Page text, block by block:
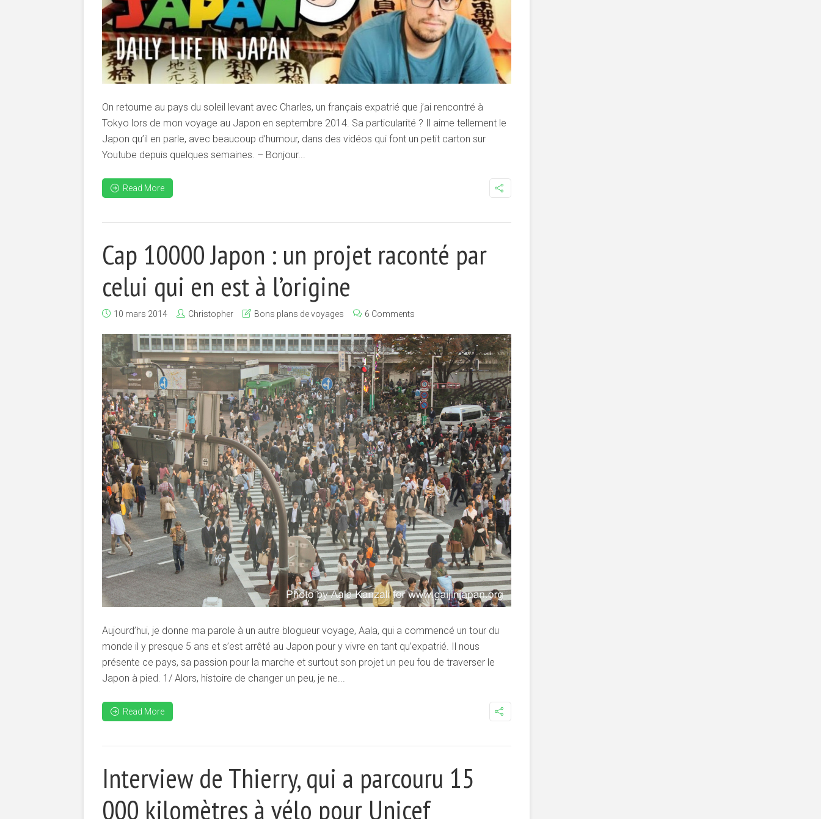
On retourne au pays du soleil levant avec Charles, un français expatrié que j’ai rencontré à
Tokyo lors de mon voyage au Japon en septembre 2014. Sa particularité ? Il aime tellement le
Japon qu’il en parle, avec beaucoup d’humour, dans des vidéos qui font un petit carton sur
Youtube depuis quelques semaines. – Bonjour...
Read More
Cap 10000 Japon : un projet raconté par
celui qui en est à l’origine
10 mars 2014 Christopher Bons plans de voyages 6 Comments
Aujourd’hui, je donne ma parole à un autre blogueur voyage, Aala, qui a commencé un tour du
monde il y presque 5 ans et s’est arrêté au Japon pour y vivre en tant qu’expatrié. Il nous
présente ce pays, sa passion pour la marche et surtout son projet un peu fou de traverser le
Japon à pied. 1/ Alors, histoire de changer un peu, je ne...
Read More
Interview de Thierry, qui a parcouru 15
000 kilomètres à vélo pour Unicef